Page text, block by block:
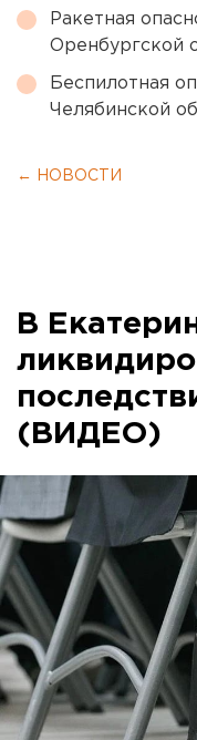
Ракетная
Оренбургской
Беспилотная
Челябинской
← НОВОСТИ
В
(ВИДЕО)